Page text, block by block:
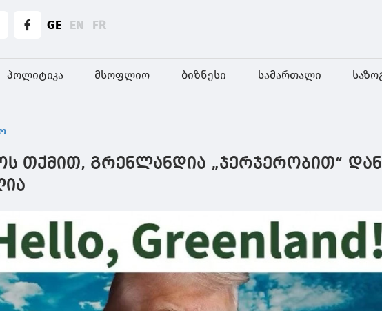
GE EN FR
პოლიტიკა მსოფლიო ბიზნესი სამართალი
თქმით, გრენლანდია „ჯერჯერობით“